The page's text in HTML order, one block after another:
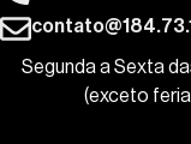
Segunda a Sexta
(exceto